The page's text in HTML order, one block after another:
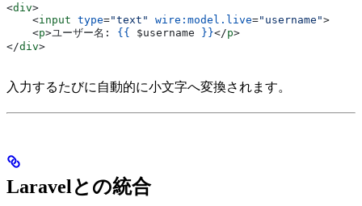
<div>
    <
input type="text" wire:model.live="username">
    <
p>ユーザー名: {{ $username }}</p>
</div>
入力するたびに自動的に小文字へ変換されます。
Laravelとの統合